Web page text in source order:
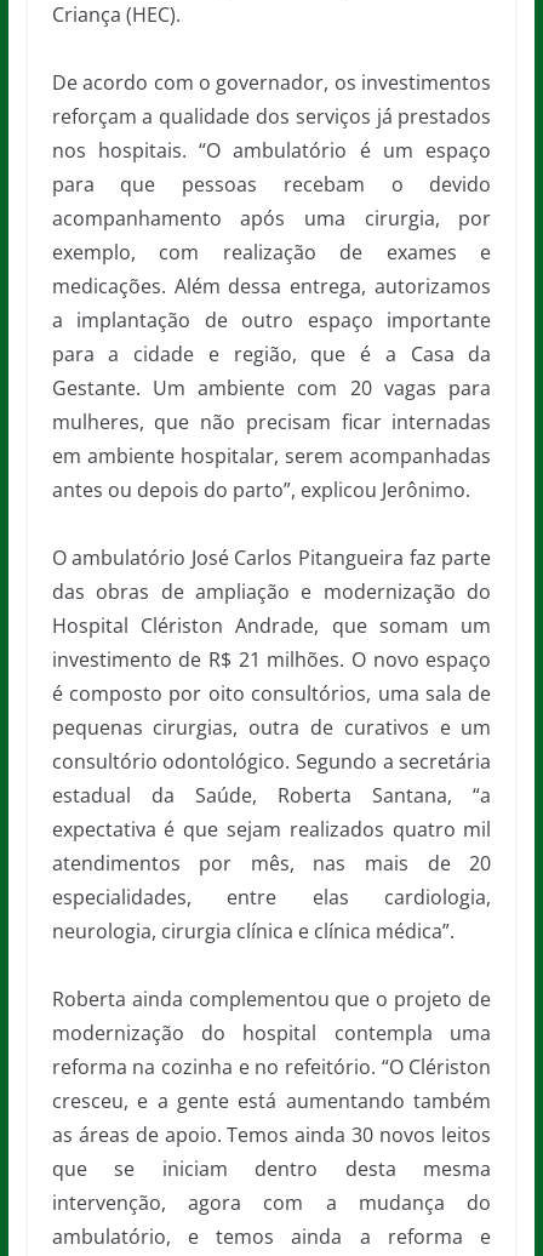
Criança (HEC).
De acordo com o governador, os investimentos
reforçam a qualidade dos serviços já prestados
nos hospitais. “O ambulatório é um espaço
para que pessoas recebam o devido
acompanhamento após uma cirurgia, por
exemplo, com realização de exames e
medicações. Além dessa entrega, autorizamos
a implantação de outro espaço importante
para a cidade e região, que é a Casa da
Gestante. Um ambiente com 20 vagas para
mulheres, que não precisam ficar internadas
em ambiente hospitalar, serem acompanhadas
antes ou depois do parto”, explicou Jerônimo.
O ambulatório José Carlos Pitangueira faz parte
das obras de ampliação e modernização do
Hospital Clériston Andrade, que somam um
investimento de R$ 21 milhões. O novo espaço
é composto por oito consultórios, uma sala de
pequenas cirurgias, outra de curativos e um
consultório odontológico. Segundo a secretária
estadual da Saúde, Roberta Santana, “a
expectativa é que sejam realizados quatro mil
atendimentos por mês, nas mais de 20
especialidades, entre elas cardiologia,
neurologia, cirurgia clínica e clínica médica”.
Roberta ainda complementou que o projeto de
modernização do hospital contempla uma
reforma na cozinha e no refeitório. “O Clériston
cresceu, e a gente está aumentando também
as áreas de apoio. Temos ainda 30 novos leitos
que se iniciam dentro desta mesma
intervenção, agora com a mudança do
ambulatório, e temos ainda a reforma e